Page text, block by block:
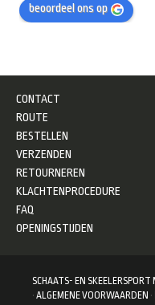
beoordeel ons op
CONTACT
ROUTE
BESTELLEN
VERZENDEN
RETOURNEREN
KLACHTENPROCEDURE
FAQ
OPENINGSTIJDEN
SCHAATS- EN SKEELERSPORT
· ALGEMENE VOORWAARDEN